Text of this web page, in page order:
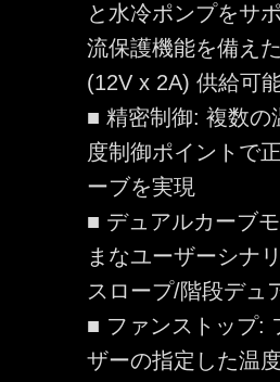
と水冷ポンプをサ
流保護機能を備え
(12V x 2A) 供給可
■ 精密制御: 複数の
度制御ポイントで
ーブを実現
■ デュアルカーブ
まなユーザーシナ
スロープ/階段デュ
■ ファンストップ:
ザーの指定した温